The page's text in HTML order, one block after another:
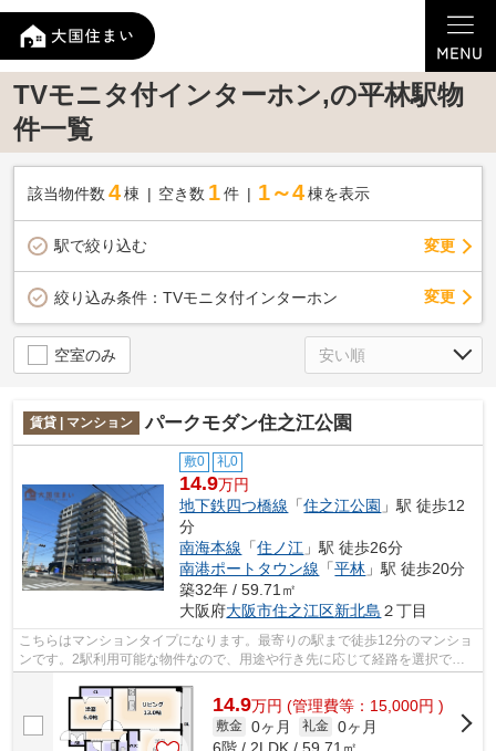
TVモニタ付インターホン,の平林駅物
件一覧
該当物件数 4棟 空き数 1 件 1～4 棟を表示
駅で絞り込む 変更
絞り込み条件： TVモニタ付インターホン 変更
空室のみ
賃貸 | マンション パークモダン住之江公園
敷0 礼0
14.9万円
地下鉄四つ橋線 「住之江公園 」駅 徒歩12
分
南海本線 「住ノ江 」駅 徒歩26分
南港ポートタウン線 「平林 」駅 徒歩20分
築32年 / 59.71㎡
大阪府大阪市住之江区新北島 ２丁目
こちらはマンションタイプになります。最寄りの駅まで徒歩12分のマンショ
ンです。2駅利用可能な物件なので、用途や行き先に応じて経路を選択でき
14.9万円 (管理費等：15,000円 )
敷金 0ヶ月 礼金 0ヶ月
6階 / 2LDK / 59.71㎡